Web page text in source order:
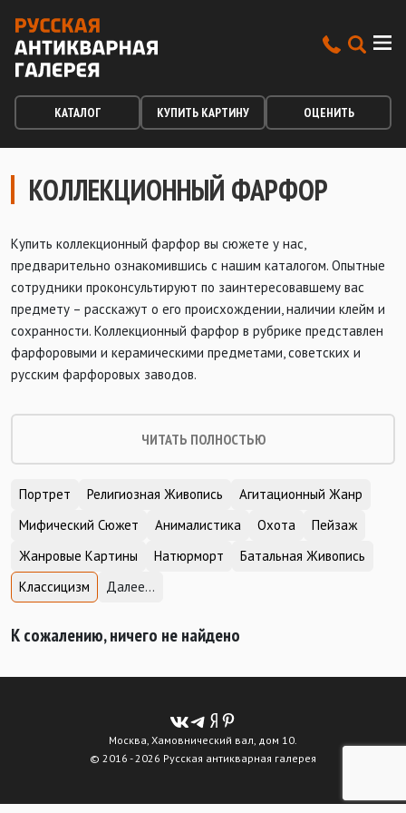
КАТАЛОГ КУПИТЬ КАРТИНУ ОЦЕНИТЬ
КОЛЛЕКЦИОННЫЙ ФАРФОР
Купить коллекционный фарфор вы сюжете у нас,
предварительно ознакомившись с нашим каталогом. Опытные
сотрудники проконсультируют по заинтересовавшему вас
предмету – расскажут о его происхождении, наличии клейм и
сохранности. Коллекционный фарфор в рубрике представлен
фарфоровыми и керамическими предметами, советских и
русским фарфоровых заводов.
ЧИТАТЬ ПОЛНОСТЬЮ
Портрет Религиозная Живопись
Агитационный Жанр
Мифический Сюжет
Анималистика Охота
Пейзаж
Жанровые Картины
Натюрморт
Батальная Живопись
Классицизм
Далее...
К сожалению, ничего не найдено
Москва, Хамовнический вал, дом 10.
© 2016 - 2026 Русская антикварная галерея